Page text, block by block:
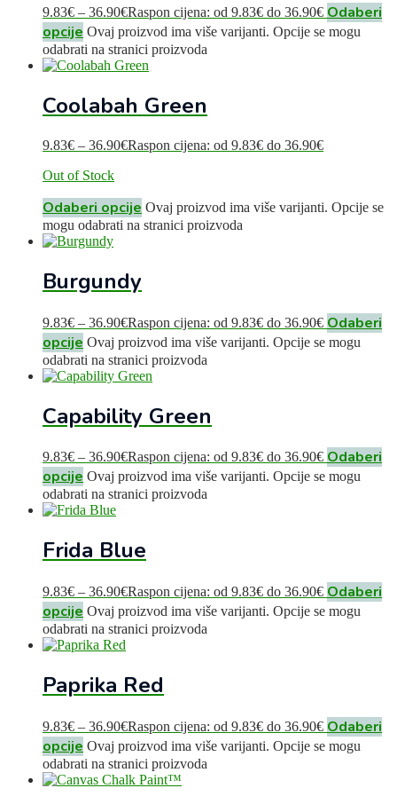
9.83€ – 36.90€Raspon cijena: od 9.83€ do 36.90€ Odaberi
opcije Ovaj proizvod ima više varijanti. Opcije se mogu
odabrati na stranici proizvoda
Coolabah Green
9.83€ – 36.90€Raspon cijena: od 9.83€ do 36.90€
Out of Stock
Odaberi opcije Ovaj proizvod ima više varijanti. Opcije se
mogu odabrati na stranici proizvoda
Burgundy
9.83€ – 36.90€Raspon cijena: od 9.83€ do 36.90€ Odaberi
opcije Ovaj proizvod ima više varijanti. Opcije se mogu
odabrati na stranici proizvoda
Capability Green
9.83€ – 36.90€Raspon cijena: od 9.83€ do 36.90€ Odaberi
opcije Ovaj proizvod ima više varijanti. Opcije se mogu
odabrati na stranici proizvoda
Frida Blue
9.83€ – 36.90€Raspon cijena: od 9.83€ do 36.90€ Odaberi
opcije Ovaj proizvod ima više varijanti. Opcije se mogu
odabrati na stranici proizvoda
Paprika Red
9.83€ – 36.90€Raspon cijena: od 9.83€ do 36.90€ Odaberi
opcije Ovaj proizvod ima više varijanti. Opcije se mogu
odabrati na stranici proizvoda